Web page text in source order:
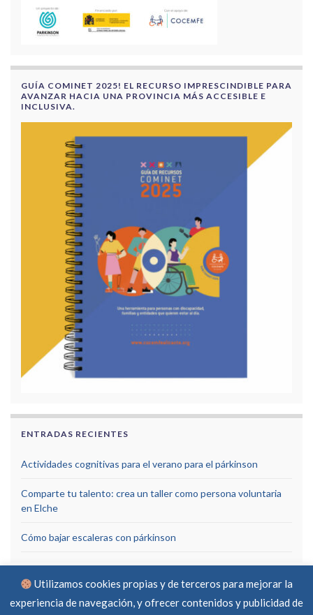
GUÍA COMINET 2025! EL RECURSO IMPRESCINDIBLE PARA
AVANZAR HACIA UNA PROVINCIA MÁS ACCESIBLE E
INCLUSIVA.
ENTRADAS RECIENTES
Actividades cognitivas para el verano para el párkinson
Comparte tu talento: crea un taller como persona voluntaria
en Elche
Cómo bajar escaleras con párkinson
Utilizamos cookies propias y de terceros para mejorar la
experiencia de navegación, y ofrecer contenidos y publicidad de